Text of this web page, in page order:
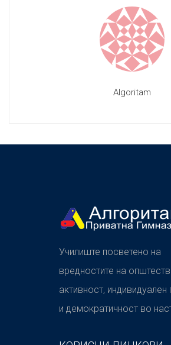
Algoritam
Училиште посветено на
вредностите на
активност, индивидуален
и демократичност во